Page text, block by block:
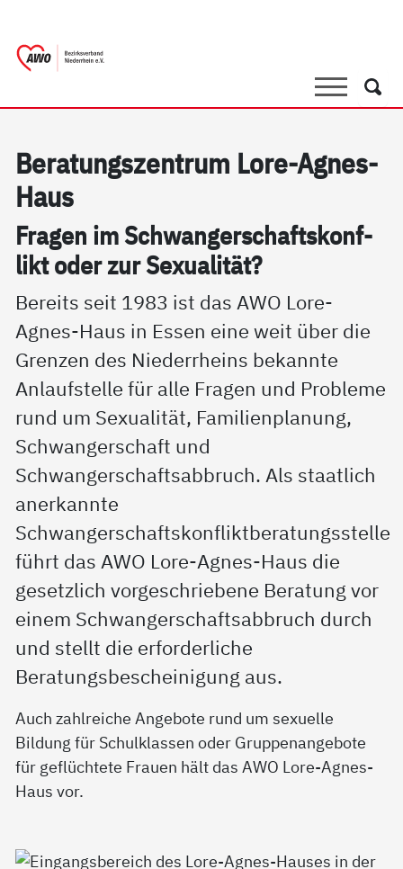
SucheSuche
Be­ra­tungs­zen­trum Lo­re-Ag­nes-
Haus
Fra­gen im Schwan­ger­schafts­kon­f­
likt oder zur Se­xua­li­tät?
Bereits seit 1983 ist das AWO Lore-
Agnes-Haus in Essen eine weit über die
Grenzen des Niederrheins bekannte
Anlaufstelle für alle Fragen und Probleme
rund um Sexualität, Familienplanung,
Schwangerschaft und
Schwangerschaftsabbruch. Als staatlich
anerkannte
Schwangerschaftskonfliktberatungsstelle
führt das AWO Lore-Agnes-Haus die
gesetzlich vorgeschriebene Beratung vor
einem Schwangerschaftsabbruch durch
und stellt die erforderliche
Beratungsbescheinigung aus.
Auch zahlreiche Angebote rund um sexuelle
Bildung für Schulklassen oder Gruppenangebote
für geflüchtete Frauen hält das AWO Lore-Agnes-
Haus vor.